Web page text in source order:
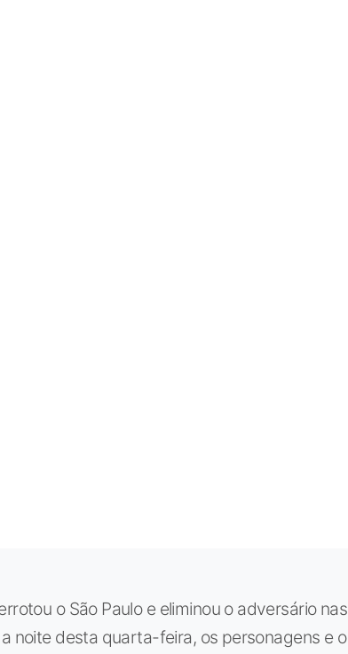
o São Paulo e eliminou o adversário nas
noite desta quarta-feira, os personagens e o